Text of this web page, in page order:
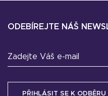
ODEBÍREJTE NÁŠ
Zadejte Váš e-mail